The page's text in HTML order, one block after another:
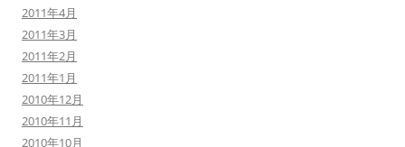
2011年4月
2011年3月
2011年2月
2011年1月
2010年12月
2010年11月
2010年10月